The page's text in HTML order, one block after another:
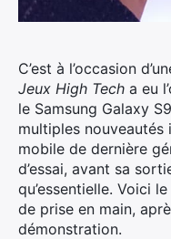
C’est à l’occasion
Jeux High Tech a eu
le Samsung Galaxy
multiples nouveautés
mobile de dernière
d’essai, avant sa
qu’essentielle. Voici
de prise en main,
démonstration.